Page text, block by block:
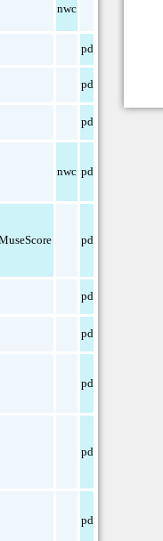
nwc
pdf
pdf
pdf
nwc pdf
pdf
pdf
pdf
pdf
pdf
pdf